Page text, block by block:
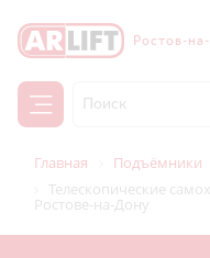
Ростов-
Главная
Подъёмники
Телескопические
Ростове-на-Дону